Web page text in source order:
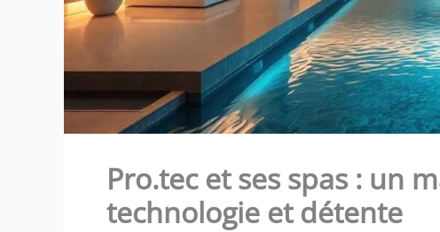
Pro.tec et ses spas : un
technologie et détente